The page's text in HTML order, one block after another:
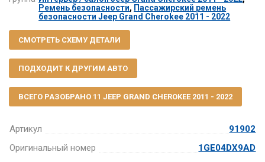
Артикул
91902
Оригинальный номер
1GE04DX9AD
Ремень безопасности, Пассажирский ремень
безопасности Jeep Grand Cherokee 2011 - 2022
СМОТРЕТЬ СХЕМУ ДЕТАЛИ
ПОДХОДИТ К ДРУГИМ АВТО
ВСЕГО РАЗОБРАНО 11 JEEP GRAND CHEROKEE 2011 - 2022